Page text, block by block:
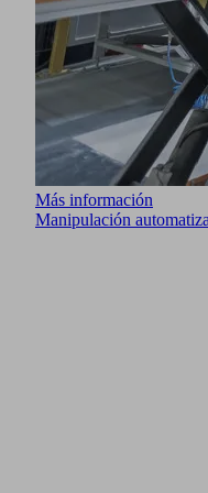
Más información
Manipulación